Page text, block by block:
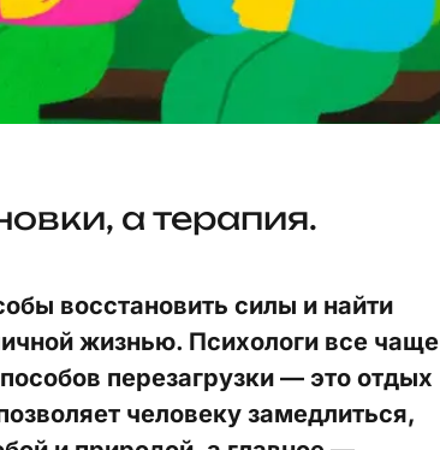
а терапия.
восстановить силы и найти
жизнью. Психологи все чаще
перезагрузки — это отдых
человеку замедлиться,